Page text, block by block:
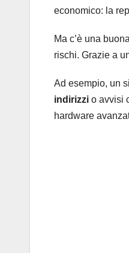
economico: la
Ma c’è una
rischi. Grazie a
Ad esempio, un
indirizzi o avvisi
hardware